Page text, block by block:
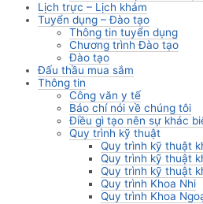
Lịch trực – Lịch khám
Tuyển dụng – Đào tạo
Thông tin tuyển dụng
Chương trình Đào tạo
Đào tạo
Đấu thầu mua sắm
Thông tin
Công văn y tế
Báo chí nói về chúng tôi
Điều gì tạo nên sự khác
Quy trình kỹ thuật
Quy trình kỹ thuật
Quy trình kỹ thuật
Quy trình kỹ thuật
Quy trình Khoa Nhi
Quy trình Khoa